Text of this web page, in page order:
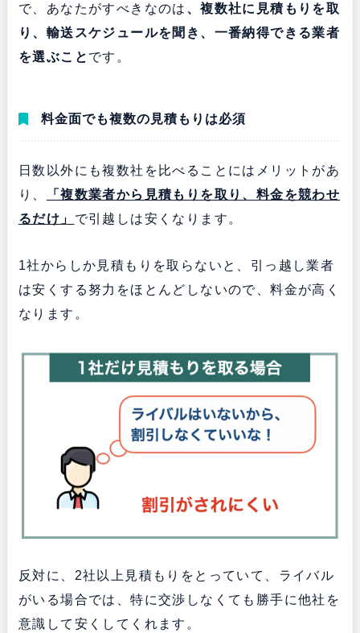
で、あなたがすべきなのは 、複数社に見積もりを取
り、輸送スケジュールを聞き、一番納得できる業者
を選ぶこと です。
料金面でも複数の見積もりは必須
日数以外にも複数社を比べることにはメリットがあ
り、
「複数業者から見積もりを取り、料金を競わせ
るだけ」 で引越しは安くなります。
1社からしか見積もりを取らないと、引っ越し業者
は安くする努力をほとんどしないので、料金が高く
なります。
反対に、2社以上見積もりをとっていて、ライバル
がいる場合では、特に交渉しなくても勝手に他社を
意識して安くしてくれます。